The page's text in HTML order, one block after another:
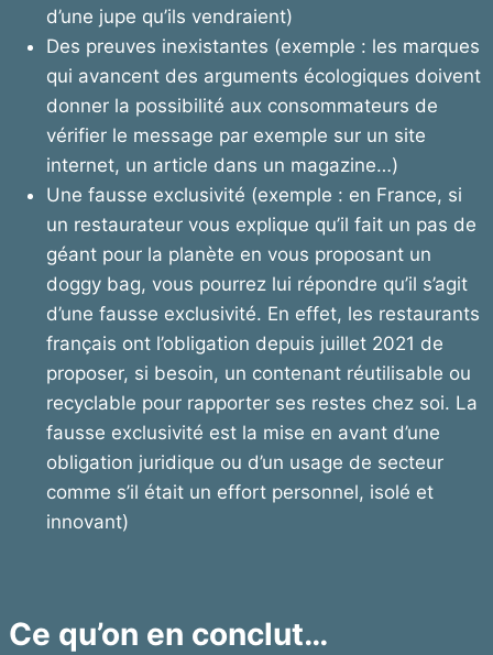
d’une jupe qu’ils vendraient)
Des preuves inexistantes (exemple : les marques
qui avancent des arguments écologiques doivent
donner la possibilité aux consommateurs de
vérifier le message par exemple sur un site
internet, un article dans un magazine…)
Une fausse exclusivité (exemple : en France, si
un restaurateur vous explique qu’il fait un pas de
géant pour la planète en vous proposant un
doggy bag, vous pourrez lui répondre qu’il s’agit
d’une fausse exclusivité. En effet, les restaurants
français ont l’obligation depuis juillet 2021 de
proposer, si besoin, un contenant réutilisable ou
recyclable pour rapporter ses restes chez soi. La
fausse exclusivité est la mise en avant d’une
obligation juridique ou d’un usage de secteur
comme s’il était un effort personnel, isolé et
innovant)
Ce qu’on en conclut…